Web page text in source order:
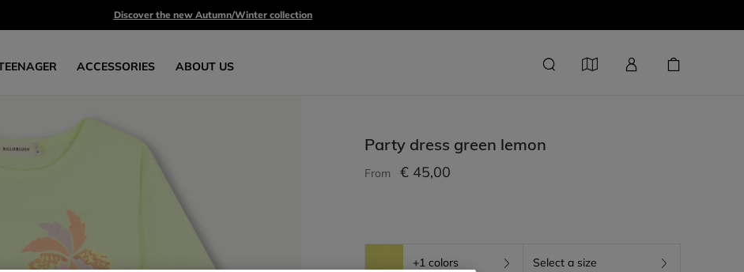
Discover the new Autumn/Winter collection
ACCESSORIES ABOUT US
Party dress green lemon
From € 45,00
+1 colors Select a size